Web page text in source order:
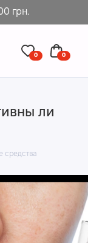
грн.
0 0
ли
средства